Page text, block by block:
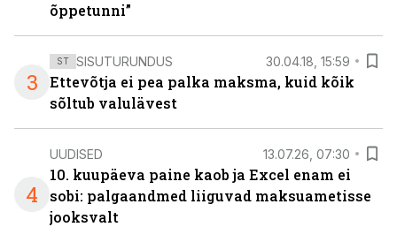
õppetunni”
3
ST SISUTURUNDUS 30.04.18, 15:59
Ettevõtja ei pea palka maksma, kuid kõik
sõltub valulävest
4
UUDISED 13.07.26, 07:30
10. kuupäeva paine kaob ja Excel enam ei
sobi: palgaandmed liiguvad maksuametisse
jooksvalt